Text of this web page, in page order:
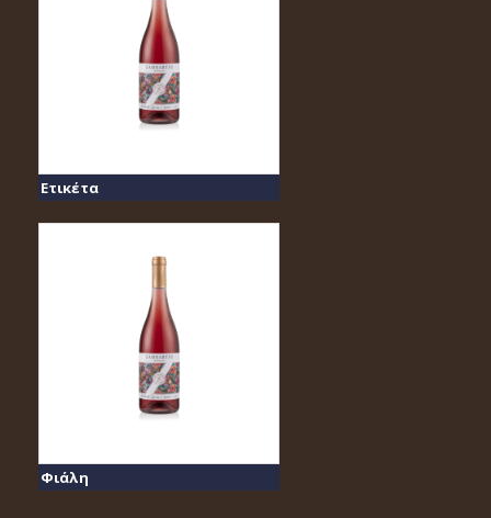
Ετικέτα
Φιάλη